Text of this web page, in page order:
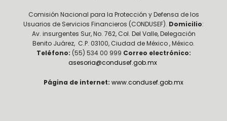
Comisión Nacional para la Protección y Defensa de los
Usuarios de Servicios Financieros (CONDUSEF). Domicilio:
Av. insurgentes Sur, No. 762, Col. Del Valle, Delegación
Benito Juárez, C.P. 03100, Ciudad de México , México.
Teléfono: (55) 534 00 999 Correo electrónico:
asesoria@condusef.gob.mx
Página de internet: www.condusef.gob.mx